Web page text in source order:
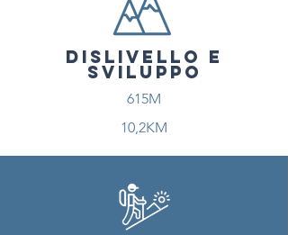
DISLIVELLO E
SVILUPPO
615M
10,2KM